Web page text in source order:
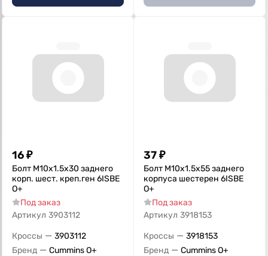
16₽
Болт M10х1.5х30 заднего
корп. шест. креп.ген 6ISBE
O+
Под заказ
Артикул 3903112
Кроссы — 3903112
Бренд — Cummins O+
37₽
Болт M10х1.5х55 заднего
корпуса шестерен 6ISBE
О+
Под заказ
Артикул 3918153
Кроссы — 3918153
Бренд — Cummins O+